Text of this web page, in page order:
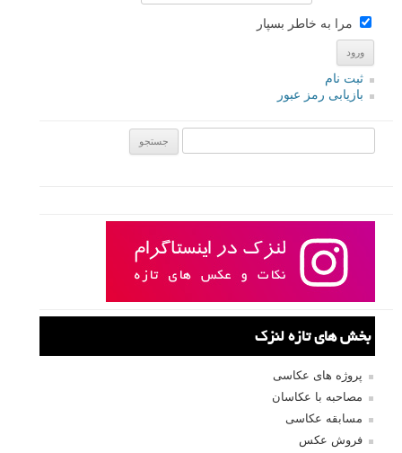
مرا به خاطر بسپار
ثبت نام
بازیابی رمز عبور
بخش های تازه لنزک
پروژه های عکاسی
مصاحبه با عکاسان
مسابقه عکاسی
فروش عکس